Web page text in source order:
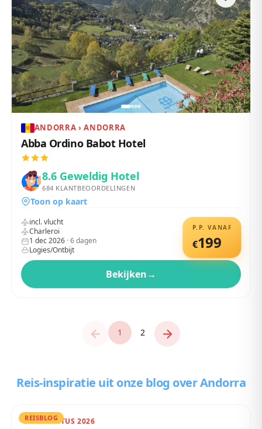
ANDORRA › ANDORRA
Abba Ordino Babot Hotel
8.6 Geweldig Hotel
684 KLANTBEOORDELINGEN
Toon op kaart
P.P. VANAF
€199
incl. vlucht
Charleroi
1 dec 2026 ·6dagen
Logies/Ontbijt
Bekijken→
1 2
Reis-inspiratie uit onze blog over Andorra
REISBLOG
02 AUGUSTUS 2026